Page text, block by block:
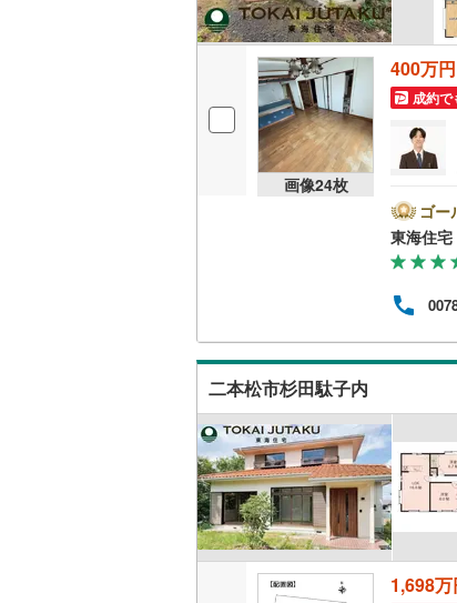
画像24枚
400万円
成約で
ゴー
東海住
二本松市杉田駄子内
1,698万
石
田村
双
双
相
前
平坦
LD
リ
キッチン
販売、
浴室
浴
ウ